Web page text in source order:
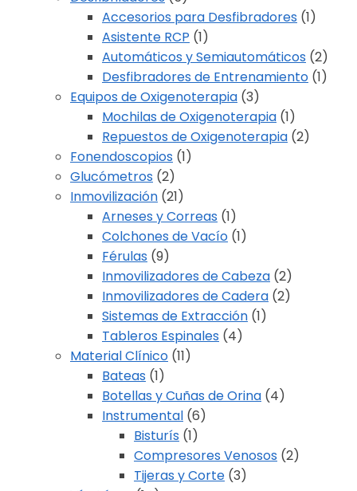
Accesorios para Desfibradores (1)
Asistente RCP (1)
Automáticos y Semiautomáticos (2)
Desfibradores de Entrenamiento (1)
Equipos de Oxigenoterapia (3)
Mochilas de Oxigenoterapia (1)
Repuestos de Oxigenoterapia (2)
Fonendoscopios (1)
Glucómetros (2)
Inmovilización (21)
Arneses y Correas (1)
Colchones de Vacío (1)
Férulas (9)
Inmovilizadores de Cabeza (2)
Inmovilizadores de Cadera (2)
Sistemas de Extracción (1)
Tableros Espinales (4)
Material Clínico (11)
Bateas (1)
Botellas y Cuñas de Orina (4)
Instrumental (6)
Bisturís (1)
Compresores Venosos (2)
Tijeras y Corte (3)